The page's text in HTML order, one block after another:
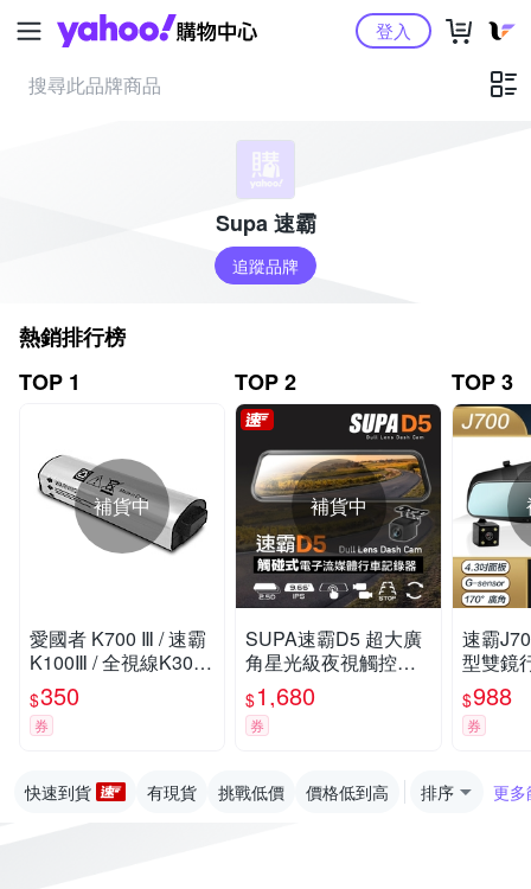
Yahoo購物中心登入
Supa 速霸
追蹤品牌
熱銷排行榜
TOP 1
補貨中
愛國者 K700 Ⅲ / 速霸
K100Ⅲ / 全視線K300
Ⅲ 專用鋰電池
$350
券
TOP 2
補貨中
SUPA速霸D5 超大廣
角星光級夜視觸控電
子流媒體後視鏡行車
記錄器-快
$1,680
券
TOP 3
速霸
型雙鏡
$988
券
快速到貨 有現貨 挑戰低價 價格低到高 排序 更多